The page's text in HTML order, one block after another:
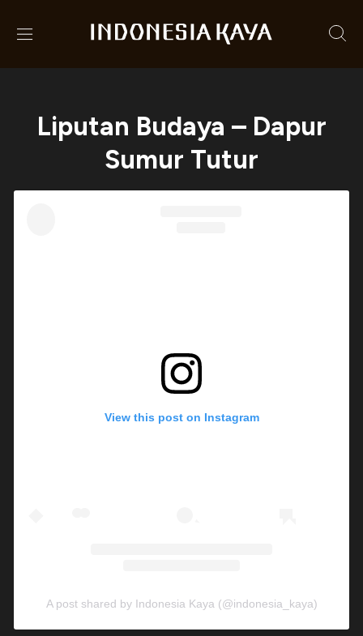
Liputan Budaya – Dapur
Sumur Tutur
View this post on Instagram
A post shared by Indonesia Kaya (@indonesia_kaya)